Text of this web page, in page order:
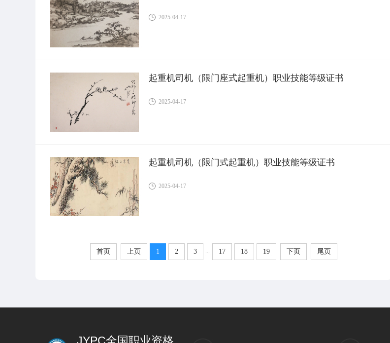
2025-04-17
起重机司机（限门座式起重机）职业技能等级证书
2025-04-17
起重机司机（限门式起重机）职业技能等级证书
2025-04-17
首页 上页 1 2 3 17 18 19 下页 尾页
JYPC全国职业资格